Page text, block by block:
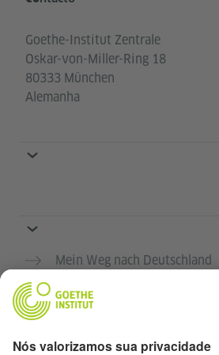
Goethe-Institut Zentrale
Oskar-von-Miller-Ring 18
80333 München
Alemanha
Mein Weg nach Deutschland
Proteção e acessibilidade dos